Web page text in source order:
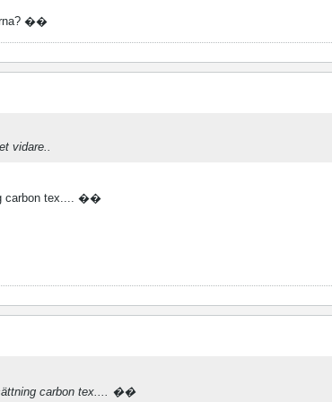
��
vidare..
carbon tex.... ��
carbon tex.... ��